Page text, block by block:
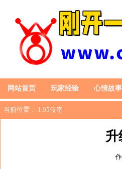
网站首页 玩家经验 心情故事
当前位置： 1.95传奇
升